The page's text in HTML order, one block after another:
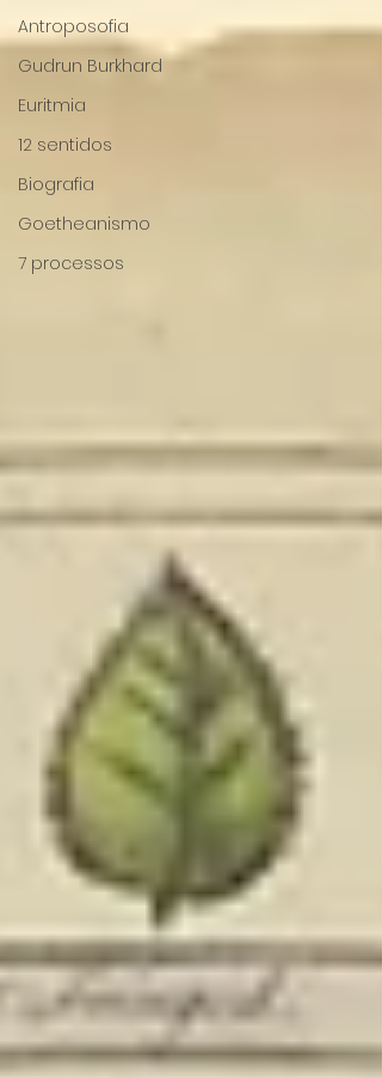
Antroposofia
Gudrun Burkhard
Euritmia
12 sentidos
Biografia
Goetheanismo
7 processos